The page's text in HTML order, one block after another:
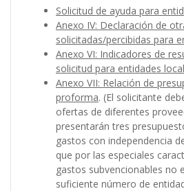
Solicitud de ayuda para
Anexo IV: Declaración de
solicitadas/percibidas para
Anexo VI: Indicadores de
solicitud para entidades
Anexo VII: Relación de
proforma. (El solicitante
ofertas de diferentes
presentarán tres
gastos con independencia
que por las especiales
gastos subvencionables no
suficiente número de